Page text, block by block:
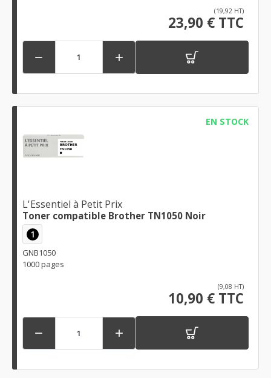
(19,92 HT)
23,90 € TTC
 
EN STOCK
L'Essentiel à Petit Prix
Toner compatible Brother TN1050 Noir
1
GNB1050
1000 pages
(9,08 HT)
10,90 € TTC
 